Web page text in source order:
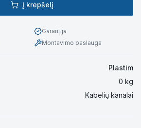
Į krepšelį
Garantija
Montavimo paslauga
Plastim
0 kg
Kabelių kanalai